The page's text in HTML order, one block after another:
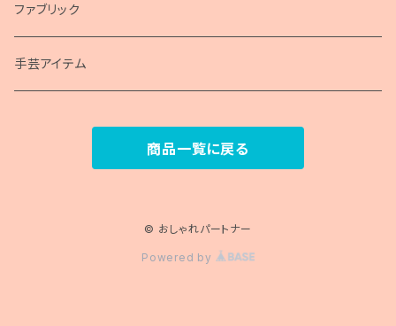
包装紙
ファブリック
手芸アイテム
商品一覧に戻る
© おしゃれパートナー
Powered by